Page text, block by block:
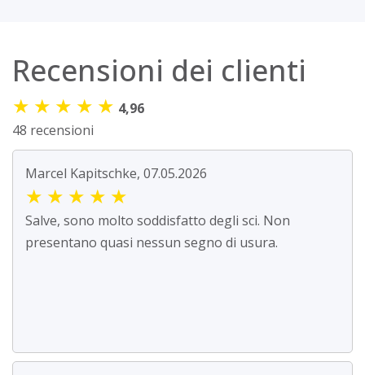
Recensioni dei clienti
★ ★ ★ ★ ★ 4,96
48 recensioni
Marcel Kapitschke, 07.05.2026
★ ★ ★ ★ ★
Salve, sono molto soddisfatto degli sci. Non
presentano quasi nessun segno di usura.